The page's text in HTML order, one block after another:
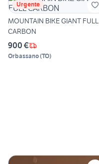
Urgente
MOUNTAIN BIKE GIANT FULL
CARBON
900 €
Orbassano(TO)